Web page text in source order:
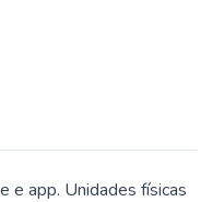
e app. Unidades físicas